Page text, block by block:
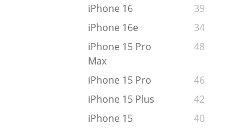
iPhone 16
39
iPhone 16e
34
iPhone 15 Pro
Max
48
iPhone 15 Pro
46
iPhone 15 Plus
42
iPhone 15
40